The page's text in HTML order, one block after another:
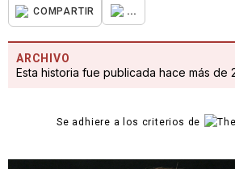
COMPARTIR ...
ARCHIVO
Esta historia fue publicada hace más de
Se adhiere a los criterios de